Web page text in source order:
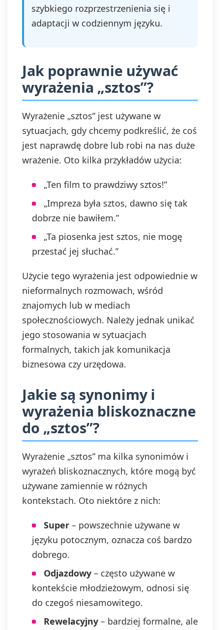
szybkiego rozprzestrzenienia się i
adaptacji w codziennym języku.
Jak poprawnie używać
wyrażenia „sztos”?
Wyrażenie „sztos” jest używane w
sytuacjach, gdy chcemy podkreślić, że coś
jest naprawdę dobre lub robi na nas duże
wrażenie. Oto kilka przykładów użycia:
„Ten film to prawdziwy sztos!”
„Impreza była sztos, dawno się tak
dobrze nie bawiłem.”
„Ta piosenka jest sztos, nie mogę
przestać jej słuchać.”
Użycie tego wyrażenia jest odpowiednie w
nieformalnych rozmowach, wśród
znajomych lub w mediach
społecznościowych. Należy jednak unikać
jego stosowania w sytuacjach
formalnych, takich jak komunikacja
biznesowa czy urzędowa.
Jakie są synonimy i
wyrażenia bliskoznaczne
do „sztos”?
Wyrażenie „sztos” ma kilka synonimów i
wyrażeń bliskoznacznych, które mogą być
używane zamiennie w różnych
kontekstach. Oto niektóre z nich:
Super – powszechnie używane w
języku potocznym, oznacza coś bardzo
dobrego.
Odjazdowy – często używane w
kontekście młodzieżowym, odnosi się
do czegoś niesamowitego.
Rewelacyjny – bardziej formalne, ale